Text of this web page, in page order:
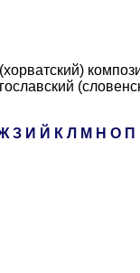
З И Й К Л М Н О П